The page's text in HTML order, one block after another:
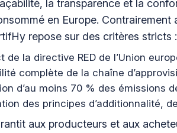
la transparence et la
en Europe. Contrairement
repose sur des critères stricts :
de la directive RED de l’Union
complète de la chaîne
d’au moins 70 % des émissions
des principes d’additionnalité,
aux producteurs et aux